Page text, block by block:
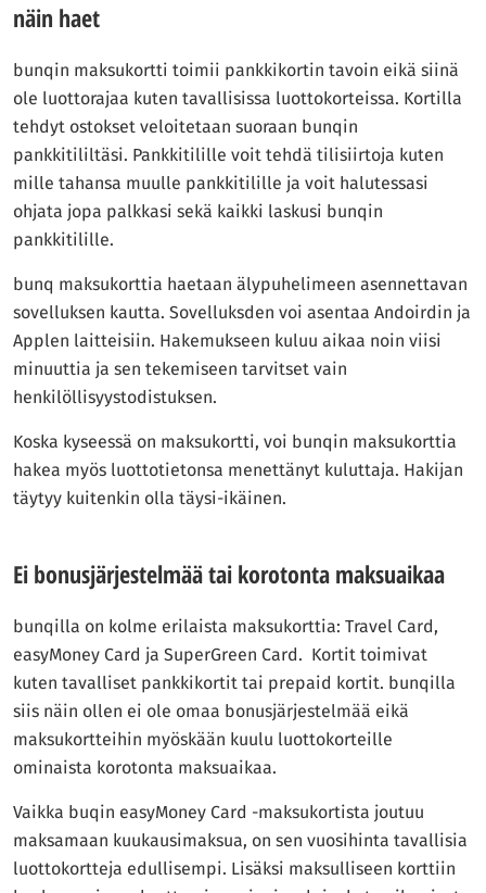
näin haet
bunqin maksukortti toimii pankkikortin tavoin eikä siinä
ole luottorajaa kuten tavallisissa luottokorteissa. Kortilla
tehdyt ostokset veloitetaan suoraan bunqin
pankkitililtäsi. Pankkitilille voit tehdä tilisiirtoja kuten
mille tahansa muulle pankkitilille ja voit halutessasi
ohjata jopa palkkasi sekä kaikki laskusi bunqin
pankkitilille.
bunq maksukorttia haetaan älypuhelimeen asennettavan
sovelluksen kautta. Sovelluksden voi asentaa Andoirdin ja
Applen laitteisiin. Hakemukseen kuluu aikaa noin viisi
minuuttia ja sen tekemiseen tarvitset vain
henkilöllisyystodistuksen.
Koska kyseessä on maksukortti, voi bunqin maksukorttia
hakea myös luottotietonsa menettänyt kuluttaja. Hakijan
täytyy kuitenkin olla täysi-ikäinen.
Ei bonusjärjestelmää tai korotonta maksuaikaa
bunqilla on kolme erilaista maksukorttia: Travel Card,
easyMoney Card ja SuperGreen Card. Kortit toimivat
kuten tavalliset pankkikortit tai prepaid kortit. bunqilla
siis näin ollen ei ole omaa bonusjärjestelmää eikä
maksukortteihin myöskään kuulu luottokorteille
ominaista korotonta maksuaikaa.
Vaikka buqin easyMoney Card -maksukortista joutuu
maksamaan kuukausimaksua, on sen vuosihinta tavallisia
luottokortteja edullisempi. Lisäksi maksulliseen korttiin